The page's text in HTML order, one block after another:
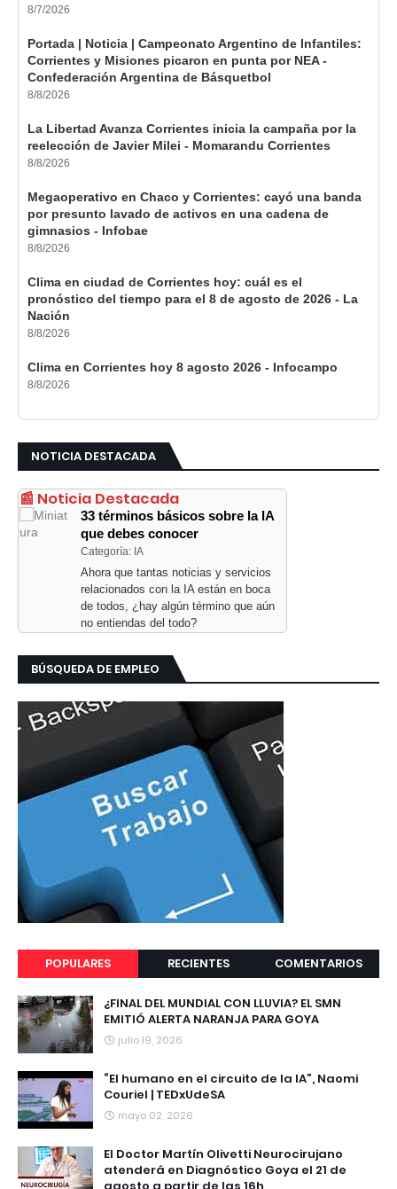
8/7/2026
Portada | Noticia | Campeonato Argentino de Infantiles:
Corrientes y Misiones picaron en punta por NEA -
Confederación Argentina de Básquetbol
8/8/2026
La Libertad Avanza Corrientes inicia la campaña por la
reelección de Javier Milei - Momarandu Corrientes
8/8/2026
Megaoperativo en Chaco y Corrientes: cayó una banda
por presunto lavado de activos en una cadena de
gimnasios - Infobae
8/8/2026
Clima en ciudad de Corrientes hoy: cuál es el
pronóstico del tiempo para el 8 de agosto de 2026 - La
Nación
8/8/2026
Clima en Corrientes hoy 8 agosto 2026 - Infocampo
8/8/2026
NOTICIA DESTACADA
📰 Noticia Destacada
33 términos básicos sobre la IA
que debes conocer
Categoría: IA
Ahora que tantas noticias y servicios
relacionados con la IA están en boca
de todos, ¿hay algún término que aún
no entiendas del todo?
BÚSQUEDA DE EMPLEO
POPULARES RECIENTES COMENTARIOS
¿FINAL DEL MUNDIAL CON LLUVIA? EL SMN
EMITIÓ ALERTA NARANJA PARA GOYA
julio 19, 2026
“El humano en el circuito de la IA”, Naomi
Couriel | TEDxUdeSA
mayo 02, 2026
El Doctor Martín Olivetti Neurocirujano
atenderá en Diagnóstico Goya el 21 de
agosto a partir de las 16h